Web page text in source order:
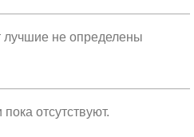
не определены
отсутствуют.